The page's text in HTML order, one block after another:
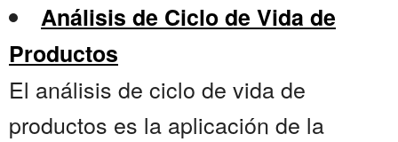
Análisis de Ciclo de Vida de
Productos
El análisis de ciclo de vida de
productos es la aplicación de la